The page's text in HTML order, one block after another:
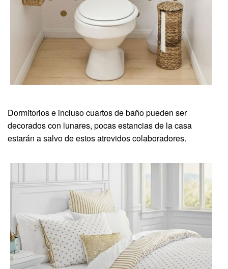
Dormitorios e incluso cuartos de baño pueden ser
decorados con lunares, pocas estancias de la casa
estarán a salvo de estos atrevidos colaboradores.